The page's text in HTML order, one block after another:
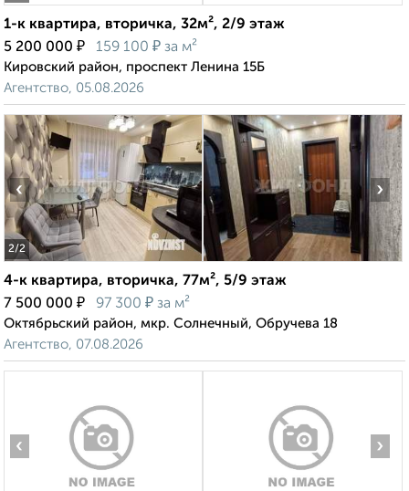
1-к квартира, вторичка, 32м², 2/9 этаж
5 200 000 ₽ 159 100 ₽ за м²
Кировский район, проспект Ленина 15Б
Агентство, 05.08.2026
2/2
‹ ›
4-к квартира, вторичка, 77м², 5/9 этаж
7 500 000 ₽ 97 300 ₽ за м²
Октябрьский район, мкр. Солнечный, Обручева 18
Агентство, 07.08.2026
‹ ›